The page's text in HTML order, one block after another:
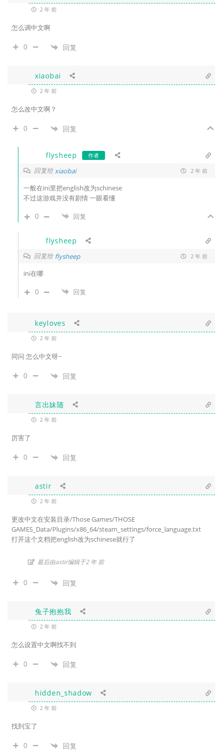
2 年 前
怎么调中文啊
0 回复
xiaobai
2 年 前
怎么改中文啊？
0 回复
flysheep 作者
回复给xiaobai 2 年 前
一般在ini里把english改为schinese
不过这游戏并没有剧情 一眼看懂
0 回复
flysheep
回复给flysheep 2 年 前
ini在哪
0 回复
keyloves
2 年 前
同问 怎么中文呀~
0 回复
言出妹随
2 年 前
厉害了
0 回复
astir
2 年 前
更改中文在安装目录/Those Games/THOSE
GAMES_Data/Plugins/x86_64/steam_settings/force_language.txt
打开这个文档把english改为schinese就行了
最后由astir编辑于2 年 前
0 回复
兔子抱抱我
2 年 前
怎么设置中文啊找不到
0 回复
hidden_shadow
2 年 前
找到宝了
0 回复